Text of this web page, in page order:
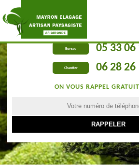
Bureau 05 33 06
Chantier 06 28 26
ON VOUS RAPPEL